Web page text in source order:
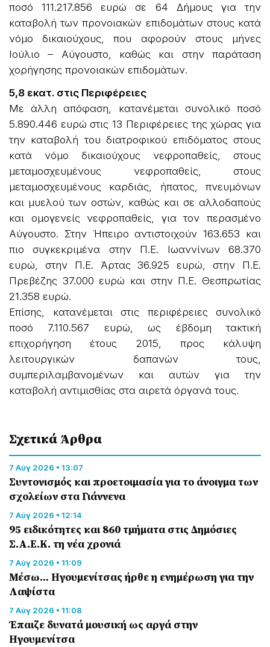
ποσό 111.217.856 ευρώ σε 64 Δήμους για την
καταβολή των προνοιακών επιδομάτων στους κατά
νόμο δικαιούχους, που αφορούν στους μήνες
Ιούλιο – Αύγουστο, καθώς και στην παράταση
χορήγησης προνοιακών επιδομάτων.
5,8 εκατ. στις Περιφέρειες
Με άλλη απόφαση, κατανέμεται συνολικό ποσό
5.890.446 ευρώ στις 13 Περιφέρειες της χώρας για
την καταβολή του διατροφικού επιδόματος στους
κατά νόμο δικαιούχους νεφροπαθείς, στους
μεταμοσχευμένους νεφροπαθείς, στους
μεταμοσχευμένους καρδιάς, ήπατος, πνευμόνων
και μυελού των οστών, καθώς και σε αλλοδαπούς
και ομογενείς νεφροπαθείς, για τον περασμένο
Αύγουστο. Στην Ήπειρο αντιστοιχούν 163.653 και
πιο συγκεκριμένα στην Π.Ε. Ιωαννίνων 68.370
ευρώ, στην Π.Ε. Άρτας 36.925 ευρώ, στην Π.Ε.
Πρεβέζης 37.000 ευρώ και στην Π.Ε. Θεσπρωτίας
21.358 ευρώ.
Επίσης, κατανέμεται στις περιφέρειες συνολικό
ποσό 7.110.567 ευρώ, ως έβδομη τακτική
επιχορήγηση έτους 2015, προς κάλυψη
λειτουργικών δαπανών τους,
συμπεριλαμβανομένων και αυτών για την
καταβολή αντιμισθίας στα αιρετά όργανά τους.
Σχετικά Άρθρα
7 Αύγ 2026 • 13:07
Συντονισμός και προετοιμασία για το άνοιγμα των
σχολείων στα Γιάννενα
7 Αύγ 2026 • 12:14
95 ειδικότητες και 860 τμήματα στις Δημόσιες
Σ.Α.Ε.Κ. τη νέα χρονιά
7 Αύγ 2026 • 11:09
Μέσω… Ηγουμενίτσας ήρθε η ενημέρωση για την
Λαψίστα
7 Αύγ 2026 • 11:08
Έπαιζε δυνατά μουσική ως αργά στην
Ηγουμενίτσα